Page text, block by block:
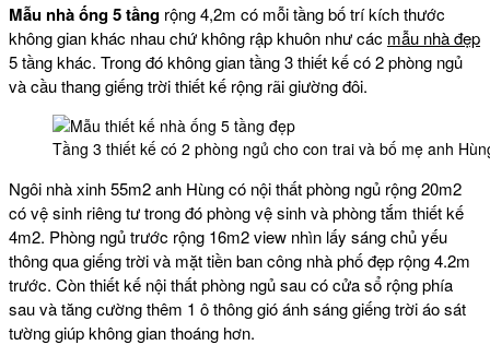
Mẫu nhà ống 5 tầng rộng 4,2m có mỗi tầng bố trí kích thước
không gian khác nhau chứ không rập khuôn như các mẫu nhà đẹp
5 tầng khác. Trong đó không gian tầng 3 thiết kế có 2 phòng ngủ
và cầu thang giếng trời thiết kế rộng rãi giường đôi.
Tầng 3 thiết kế có 2 phòng ngủ cho con trai và bố mẹ anh
Ngôi nhà xinh 55m2 anh Hùng có nội thất phòng ngủ rộng 20m2
có vệ sinh riêng tư trong đó phòng vệ sinh và phòng tắm thiết kế
4m2. Phòng ngủ trước rộng 16m2 view nhìn lấy sáng chủ yếu
thông qua giếng trời và mặt tiền ban công nhà phố đẹp rộng 4.2m
trước. Còn thiết kế nội thất phòng ngủ sau có cửa sổ rộng phía
sau và tăng cường thêm 1 ô thông gió ánh sáng giếng trời áo sát
tường giúp không gian thoáng hơn.